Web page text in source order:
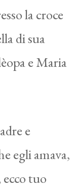
la croce
di sua
e Maria
e
egli amava,
tuo